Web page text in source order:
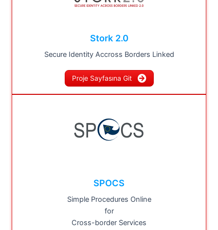
Stork 2.0
Secure Identity Accross Borders Linked
Proje Sayfasına Git
SPOCS
Simple Procedures Online
for
Cross-border Services